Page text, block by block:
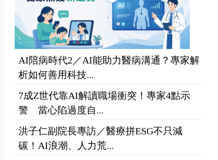
AI陪病時代2／AI能助力醫病溝通？專家解
析如何善用科技...
7成Z世代靠AI解讀職場衝突！專家4點示
警 當心陷過度自...
洪子仁副院長專訪／醫療拼ESG不只減
碳！AI浪潮、人力荒...